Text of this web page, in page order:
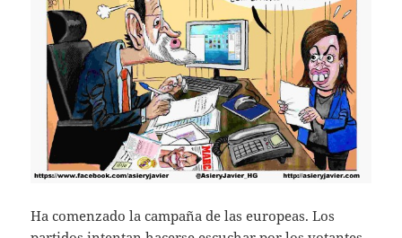
Ha comenzado la campaña de las europeas. Los